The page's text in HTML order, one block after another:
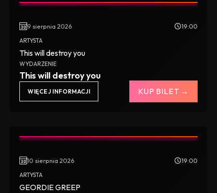
9 sierpnia 2026 19:00
ARTYSTA
This will destroy you
WYDARZENIE
This will destroy you
WIĘCEJ INFORMACJI KUP BILET →
10 sierpnia 2026 19:00
ARTYSTA
GEORDIE GREEP